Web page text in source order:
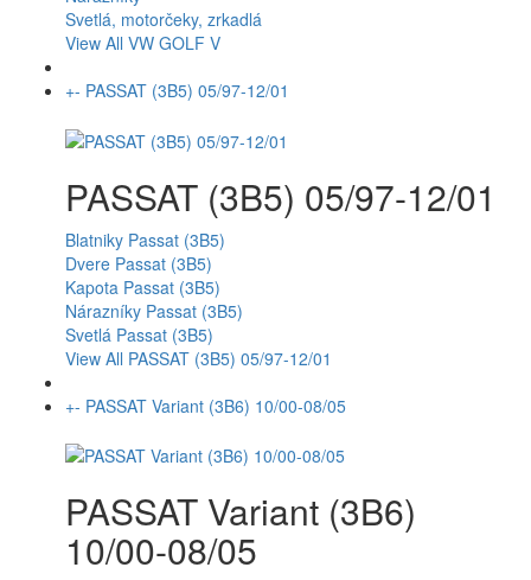
Svetlá, motorčeky, zrkadlá
View All VW GOLF V
+- PASSAT (3B5) 05/97-12/01
PASSAT (3B5) 05/97-12/01
Blatniky Passat (3B5)
Dvere Passat (3B5)
Kapota Passat (3B5)
Nárazníky Passat (3B5)
Svetlá Passat (3B5)
View All PASSAT (3B5) 05/97-12/01
+- PASSAT Variant (3B6) 10/00-08/05
PASSAT Variant (3B6)
10/00-08/05